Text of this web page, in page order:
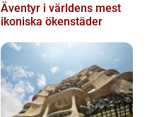
Äventyr i världens mest
ikoniska ökenstäder